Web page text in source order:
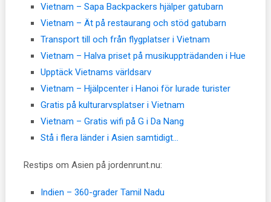
Vietnam – Sapa Backpackers hjälper gatubarn
Vietnam – Ät på restaurang och stöd gatubarn
Transport till och från flygplatser i Vietnam
Vietnam – Halva priset på musikuppträdanden i Hue
Upptäck Vietnams världsarv
Vietnam – Hjälpcenter i Hanoi för lurade turister
Gratis på kulturarvsplatser i Vietnam
Vietnam – Gratis wifi på G i Da Nang
Stå i flera länder i Asien samtidigt…
Restips om Asien på jordenrunt.nu:
Indien – 360-grader Tamil Nadu